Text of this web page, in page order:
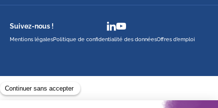
Suivez-nous !
Mentions légalesPolitique de confidentialité des donnéesOffres d’emploi